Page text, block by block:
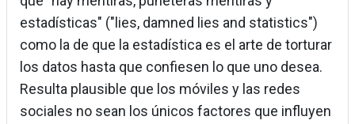
estadísticas" ("lies, damned lies and statistics")
como la de que la estadística es el arte de torturar
los datos hasta que confiesen lo que uno desea.
Resulta plausible que los móviles y las redes
sociales no sean los únicos factores que influyen